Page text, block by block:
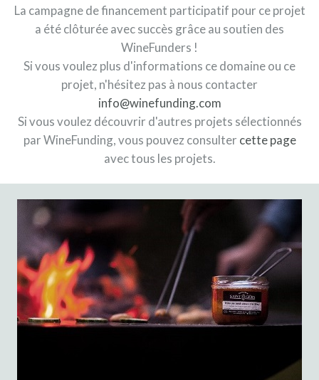
La campagne de financement participatif pour ce projet
a été clôturée avec succès grâce au soutien des
WineFunders !
Si vous voulez plus d'informations ce domaine ou ce
projet, n'hésitez pas à nous contacter
info@winefunding.com
Si vous voulez découvrir d'autres projets sélectionnés
par WineFunding, vous pouvez consulter cette page
avec tous les projets.